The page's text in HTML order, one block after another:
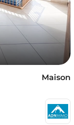
Maison